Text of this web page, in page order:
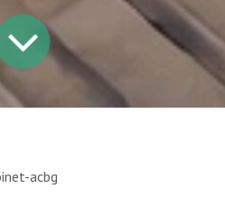
acbg